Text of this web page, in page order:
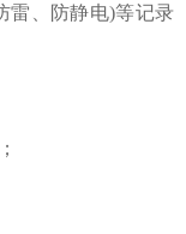
雷、防静电)等记录